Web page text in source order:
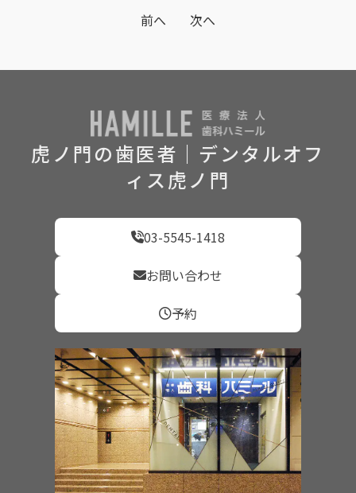
前へ 次へ
虎ノ門の歯医者｜デンタルオフ
ィス虎ノ門
03-5545-1418
お問い合わせ
予約